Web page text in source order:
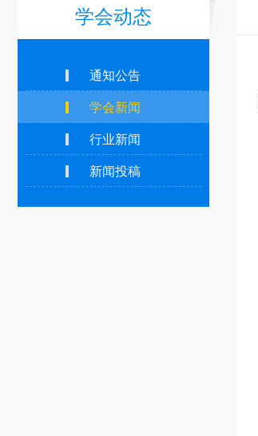
学会动态
通知公告
学会新闻
行业新闻
新闻投稿